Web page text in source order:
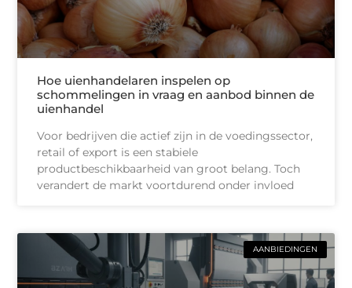
Hoe uienhandelaren inspelen op
schommelingen in vraag en aanbod binnen de
uienhandel
Voor bedrijven die actief zijn in de voedingssector,
retail of export is een stabiele
productbeschikbaarheid van groot belang. Toch
verandert de markt voortdurend onder invloed
AANBIEDINGEN